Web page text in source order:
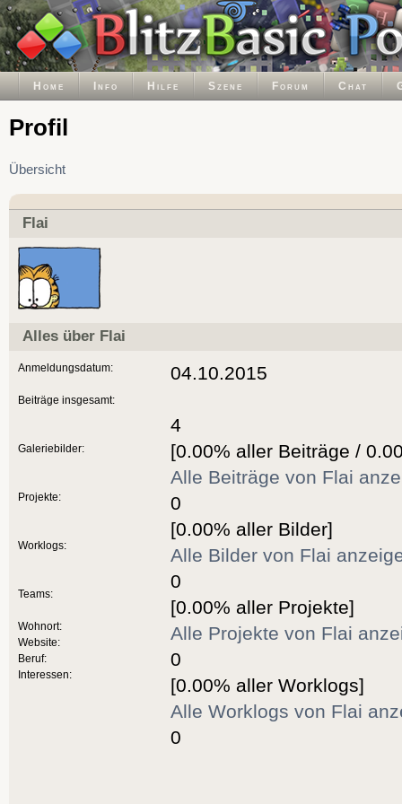
Home Info Hilfe Szene Forum Chat
Profil
Übersicht
Flai
Alles über Flai
Anmeldungsdatum:
Beiträge insgesamt:
Galeriebilder:
Projekte:
Worklogs:
Teams:
Wohnort:
Website:
Beruf:
Interessen:
04.10.2015
4
[0.00% aller Beiträge /
Alle Beiträge von Flai
0
[0.00% aller Bilder]
Alle Bilder von Flai
0
[0.00% aller Projekte]
Alle Projekte von Flai
0
[0.00% aller Worklogs]
Alle Worklogs von Flai
0